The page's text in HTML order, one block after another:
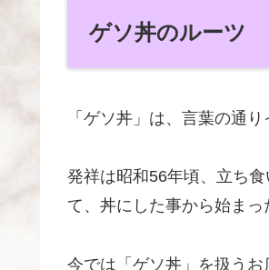
ゲソ丼のルーツ
「ゲソ丼」は、言葉の通
発祥は昭和56年頃、立ち
て、丼にした事から始まっ
今では「ゲソ丼」を扱うお